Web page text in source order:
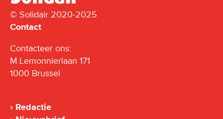
© Solidair 2020-2025
Contact
Contacteer ons:
M.Lemonnierlaan 171
1000 Brussel
Redactie